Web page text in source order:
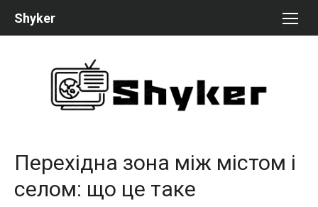
Shyker
Перехідна зона між містом і
селом: що це таке